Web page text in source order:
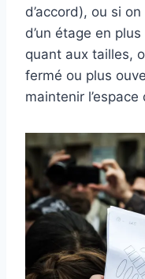
d’accord), ou si
d’un étage en
quant aux tailles,
fermé ou plus
maintenir